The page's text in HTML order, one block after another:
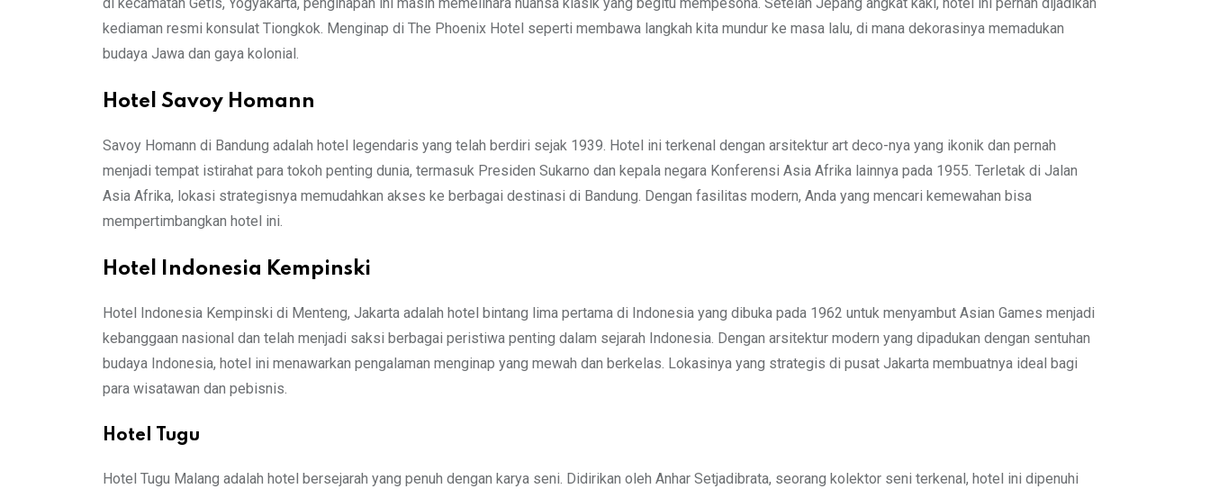
kediaman resmi konsulat Tiongkok. Menginap di The Phoenix Hotel seperti membawa langkah kita mundur ke masa lalu, di mana dekorasinya memadukan
budaya Jawa dan gaya kolonial.
Hotel Savoy Homann
Savoy Homann di Bandung adalah hotel legendaris yang telah berdiri sejak 1939. Hotel ini terkenal dengan arsitektur art deco-nya yang ikonik dan pernah
menjadi tempat istirahat para tokoh penting dunia, termasuk Presiden Sukarno dan kepala negara Konferensi Asia Afrika lainnya pada 1955. Terletak di Jalan
Asia Afrika, lokasi strategisnya memudahkan akses ke berbagai destinasi di Bandung. Dengan fasilitas modern, Anda yang mencari kemewahan bisa
mempertimbangkan hotel ini.
Hotel Indonesia Kempinski
Hotel Indonesia Kempinski di Menteng, Jakarta adalah hotel bintang lima pertama di Indonesia yang dibuka pada 1962 untuk menyambut Asian Games menjadi
kebanggaan nasional dan telah menjadi saksi berbagai peristiwa penting dalam sejarah Indonesia. Dengan arsitektur modern yang dipadukan dengan sentuhan
budaya Indonesia, hotel ini menawarkan pengalaman menginap yang mewah dan berkelas. Lokasinya yang strategis di pusat Jakarta membuatnya ideal bagi
para wisatawan dan pebisnis.
Hotel Tugu
Hotel Tugu Malang adalah hotel bersejarah yang penuh dengan karya seni. Didirikan oleh Anhar Setjadibrata, seorang kolektor seni terkenal, hotel ini dipenuhi